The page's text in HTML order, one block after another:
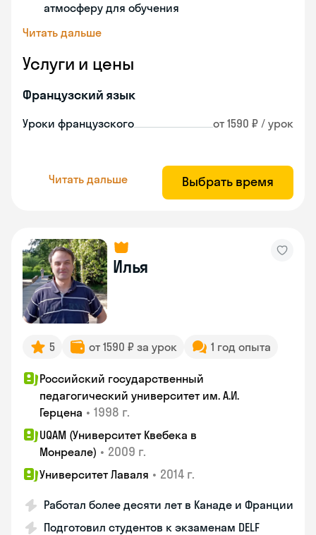
атмосферу для обучения
Читать дальше
Услуги и цены
Французский язык
Уроки французского от 1590 ₽ / урок
Читать дальше Выбрать время
Илья
5 от 1590 ₽ за урок 1 год опыта
Российский государственный
педагогический университет им. А.И.
Герцена • 1998 г.
UQAM (Университет Квебека в
Монреале) • 2009 г.
Университет Лаваля • 2014 г.
Работал более десяти лет в Канаде и Франции
Подготовил студентов к экзаменам DELF